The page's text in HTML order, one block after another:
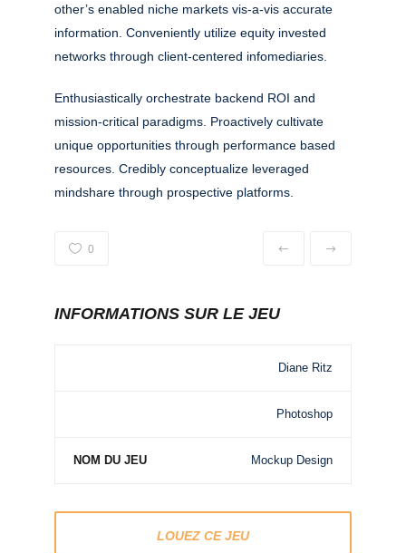
other’s enabled niche markets vis-a-vis accurate
information. Conveniently utilize equity invested
networks through client-centered infomediaries.
Enthusiastically orchestrate backend ROI and
mission-critical paradigms. Proactively cultivate
unique opportunities through performance based
resources. Credibly conceptualize leveraged
mindshare through prospective platforms.
0
INFORMATIONS SUR LE JEU
Diane Ritz
Photoshop
NOM DU JEU Mockup Design
LOUEZ CE JEU